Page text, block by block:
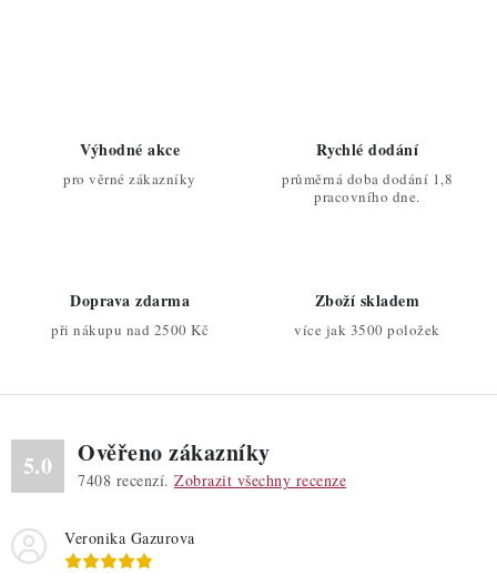
v
ý
i
s
u
Výhodné akce
pro věrné zákazníky
Rychlé dodání
průměrná doba dodání 1,8
pracovního dne.
Doprava zdarma
při nákupu nad 2500 Kč
Zboží skladem
více jak 3500 položek
5.0 Ověřeno zákazníky
7408 recenzí. Zobrazit všechny recenze
Veronika Gazurova